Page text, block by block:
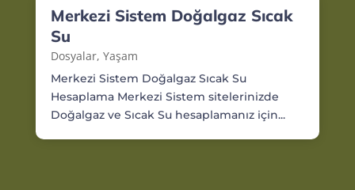
Merkezi Sistem Doğalgaz Sıcak
Su
Dosyalar, Yaşam
Merkezi Sistem Doğalgaz Sıcak Su
Hesaplama Merkezi Sistem sitelerinizde
Doğalgaz ve Sıcak Su hesaplamanız için...